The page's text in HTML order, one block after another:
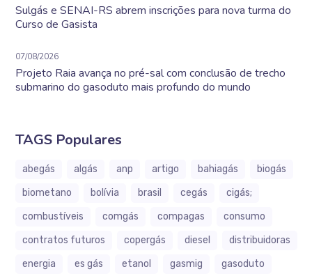
Sulgás e SENAI-RS abrem inscrições para nova turma do
Curso de Gasista
07/08/2026
Projeto Raia avança no pré-sal com conclusão de trecho
submarino do gasoduto mais profundo do mundo
TAGS Populares
abegás algás anp artigo bahiagás
biogás
biometano
bolívia brasil cegás
cigás;
combustíveis
comgás compagas
consumo
contratos futuros
copergás diesel
distribuidoras
energia
es gás etanol gasmig
gasoduto